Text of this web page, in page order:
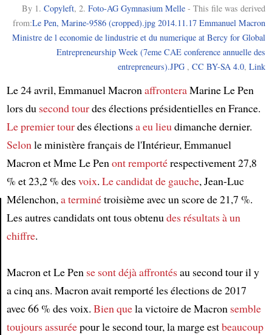
Article
By 1.Copyleft, 2.Foto-AG Gymnasium Melle - This file was derived
from:Le Pen, Marine-9586 (cropped).jpg 2014.11.17 Emmanuel Macron
Ministre de l economie de lindustrie et du numerique at Bercy for Global
Entrepreneurship Week (7eme CAE conference annuelle des
entrepreneurs).JPG ,CC BY-SA 4.0,Link
Le 24 avril, Emmanuel Macron affronteraMarine Le Pen
lors du second tourdes élections présidentielles en France.
Le premier tourdes électionsa eu lieu dimanche dernier.
Selon le ministère français de l'Intérieur, Emmanuel
Macron et Mme Le Pen ont remportérespectivement 27,8
% et 23,2 % desvoix. Le candidat de gauche, Jean-Luc
Mélenchon, a terminétroisième avec un score de 21,7 %.
Les autres candidats ont tous obtenu des résultats à un
chiffre.
Macron et Le Pen se sont déjà affrontésau second tour il y
a cinq ans. Macron avait remporté les élections de 2017
avec 66 % des voix. Bien quela victoire de Macron semble
toujours assuréepour le second tour, la marge estbeaucoup